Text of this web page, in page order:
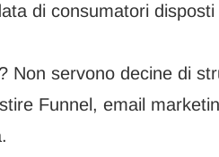
di consumatori disposti
Non servono decine di
Funnel, email